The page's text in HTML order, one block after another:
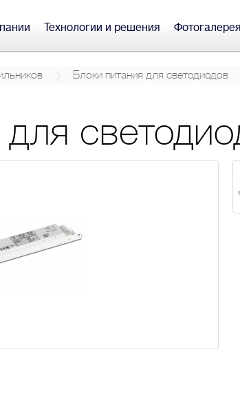
Технологии и решения Фотогалерея
Блоки питания для светодиодов